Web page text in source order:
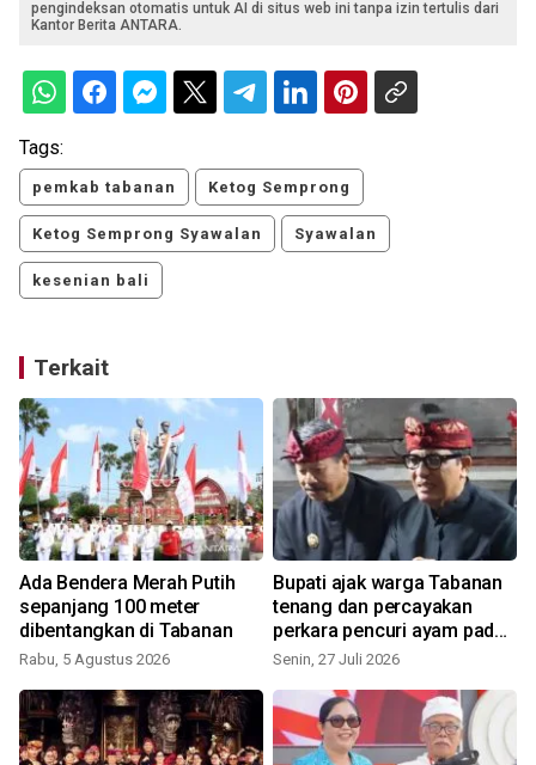
pengindeksan otomatis untuk AI di situs web ini tanpa izin tertulis dari
Kantor Berita ANTARA.
Tags:
pemkab tabanan Ketog Semprong
Ketog Semprong Syawalan Syawalan
kesenian bali
Terkait
Ada Bendera Merah Putih
sepanjang 100 meter
dibentangkan di Tabanan
Rabu, 5 Agustus 2026
Bupati ajak warga Tabanan
tenang dan percayakan
perkara pencuri ayam pada
hukum
Senin, 27 Juli 2026